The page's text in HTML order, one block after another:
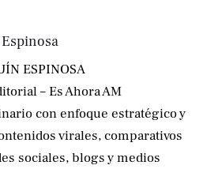
ESPINOSA
– Es Ahora AM
con enfoque estratégico y
virales, comparativos
sociales, blogs y medios